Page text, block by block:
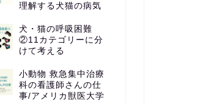
理解する犬猫の病気
犬・猫の呼吸困難
②11カテゴリーに分
けて考える
小動物 救急集中治療
科の看護師さんの仕
事/アメリカ獣医大学